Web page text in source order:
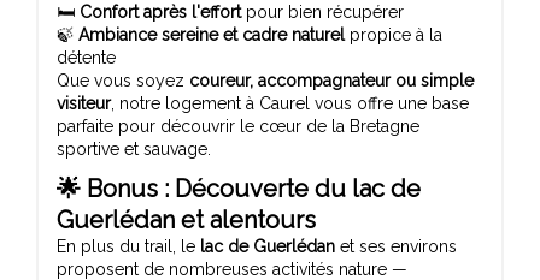
🛏️ Confort après l'effortpour bien récupérer
🍃 Ambiance sereine et cadre naturelpropice à la
détente
Que vous soyez coureur, accompagnateur ou simple
visiteur, notre logement à Caurel vous offre une base
parfaite pour découvrir le cœur de la Bretagne
sportive et sauvage.
🌟 Bonus : Découverte du lac de
Guerlédan et alentours
En plus du trail, le lac de Guerlédan et ses environs
proposent de nombreuses activités nature —